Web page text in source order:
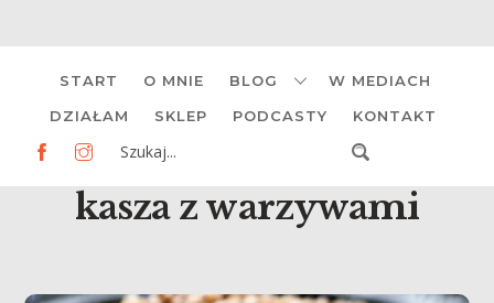
content
START O MNIE BLOG W MEDIACH
DZIAŁAM SKLEP PODCASTY KONTAKT
kasza z warzywami